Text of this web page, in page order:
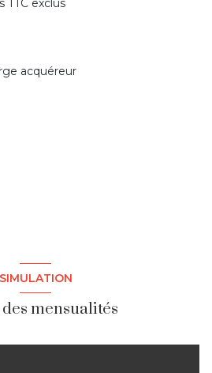
TTC exclus
acquéreur
SIMULATION
mensualités